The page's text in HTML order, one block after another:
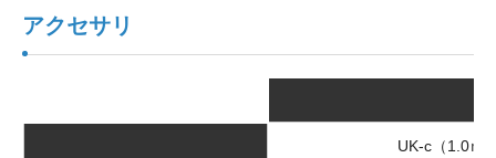
アクセサリ
UK-c（1.0ｍ